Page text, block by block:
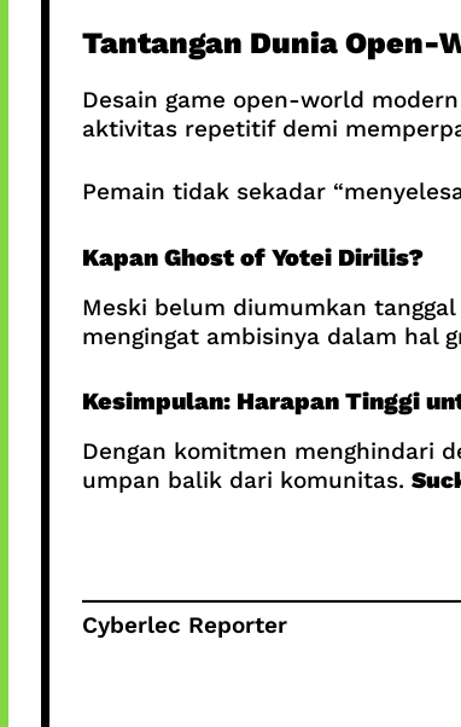
Tantangan Dunia Open-
Desain game open-world
aktivitas repetitif demi
Pemain tidak sekadar
Kapan Ghost of Yotei Dirilis?
Meski belum diumumkan
mengingat ambisinya dalam hal
Kesimpulan: Harapan Tinggi
Dengan komitmen menghindari
umpan balik dari komunitas.
Cyberlec Reporter